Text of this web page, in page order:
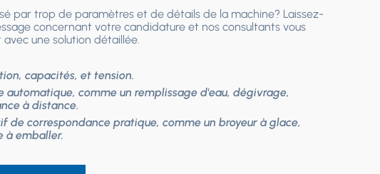
par trop de paramètres et de détails de la machine? Laissez-
concernant votre candidature et nos consultants vous
une solution détaillée.
capacités, et tension.
automatique, comme un remplissage d'eau, dégivrage,
à distance.
de correspondance pratique, comme un broyeur à glace,
à emballer.